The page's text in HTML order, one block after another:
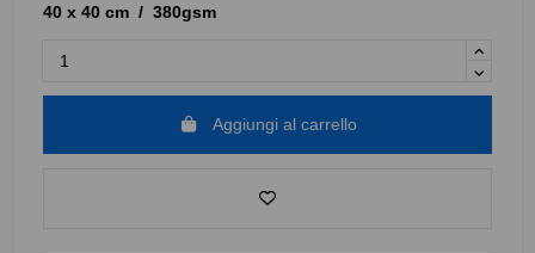
40 x 40 cm / 380gsm
Aggiungi al carrello